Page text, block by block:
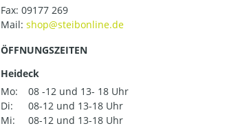
Fax: 09177 269
Mail:
ÖFFNUNGSZEITEN
Heideck
Mo:
08 -12 und 13- 18 Uhr
Di:
08-12 und 13-18 Uhr
Mi:
08-12 und 13-18 Uhr